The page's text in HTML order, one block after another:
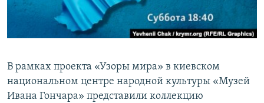
ПОБЕДИТЕЛЕЙ НЕ СУДЯТ?
КРЫМ.НЕПОКОРЕННЫЙ
УКРАИНСКАЯ ПРОБЛЕМА КРЫМА
ПРИСОЕДИНЯЙТЕСЬ!
Все сайты RFE/RL
В рамках проекта «Узоры мира» в киевском
национальном центре народной культуры «Музей
Ивана Гончара» представили коллекцию